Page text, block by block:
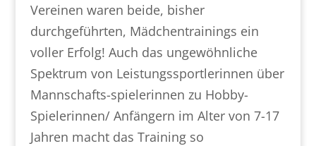
Vereinen waren beide, bisher
durchgeführten, Mädchentrainings ein
voller Erfolg! Auch das ungewöhnliche
Spektrum von Leistungssportlerinnen über
Mannschafts-spielerinnen zu Hobby-
Spielerinnen/ Anfängern im Alter von 7-17
Jahren macht das Training so